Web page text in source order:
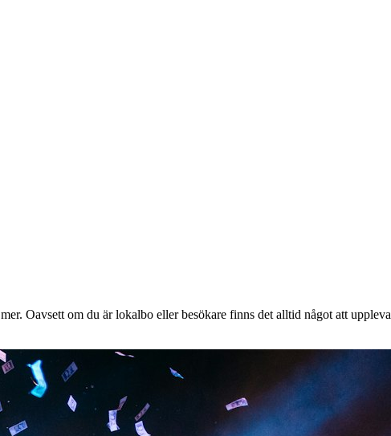
Oavsett om du är lokalbo eller besökare finns det alltid något att uppleva